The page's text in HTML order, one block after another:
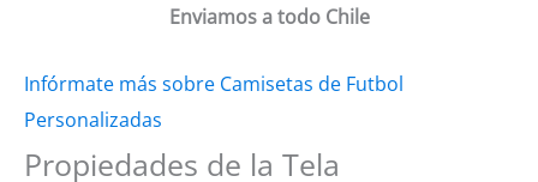
Enviamos a todo Chile
Infórmate más sobre Camisetas de Futbol
Personalizadas
Propiedades de la Tela